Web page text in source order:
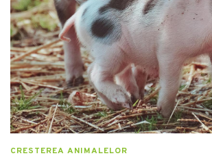
CRESTEREA ANIMALELOR